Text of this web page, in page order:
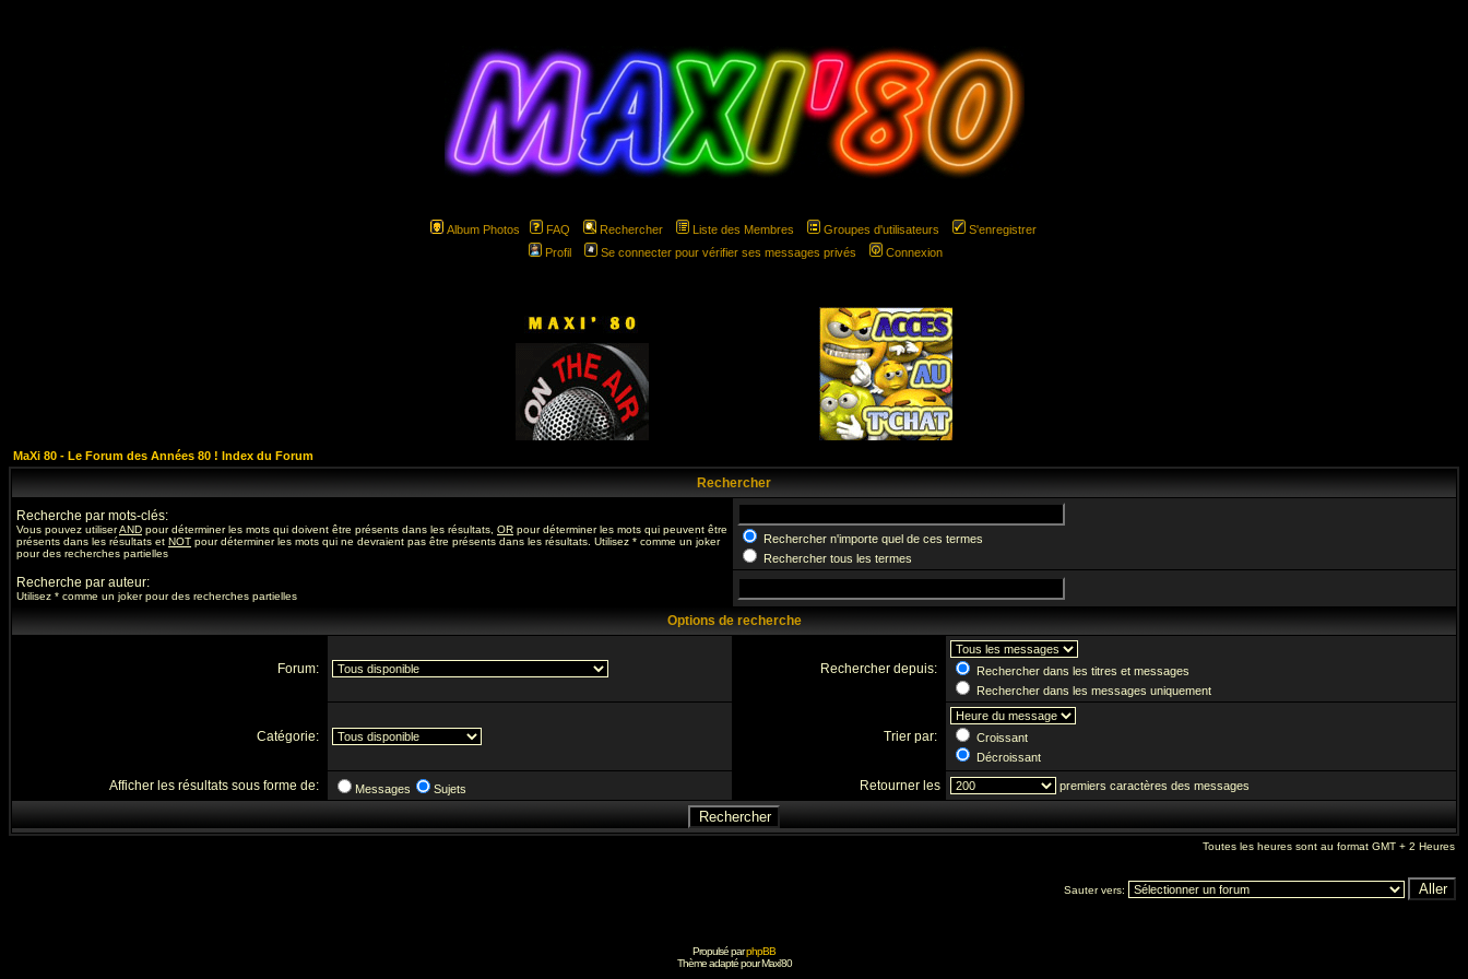
Album Photos FAQ Rechercher Liste des Membres Groupes d'utilisateurs
S'enregistrer
Profil
Se connecter pour vérifier ses messages privés Connexion
MaXi 80 - Le Forum des Années 80 ! Index du Forum
Rechercher
Recherche par mots-clés:
Vous pouvez utiliserAND pour déterminer les mots qui doivent être présents dans les résultats, OR pour déterminer les mots qui peuvent être
présents dans les résultats et NOT pour déterminer les mots qui ne devraient pas être présents dans les résultats. Utilisez * comme un joker
pour des recherches partielles
Rechercher n'importe quel de ces termes
Rechercher tous les termes
Recherche par auteur:
Utilisez * comme un joker pour des recherches partielles
Options de recherche
Forum: Rechercher depuis:
Rechercher dans les titres et messages
Rechercher dans les messages uniquement
Catégorie: Trier par:
Croissant
Décroissant
Afficher les résultats sous forme de: Messages Sujets Retourner les premiers caractères des messages
Toutes les heures sont au format GMT + 2 Heures
Sauter vers:
Propulsé parphpBB
Thème adapté pourMaxi'80